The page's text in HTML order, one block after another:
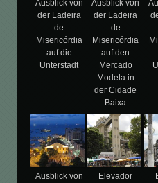
Ausblick von
der Ladeira
de
Misericórdia
auf die
Unterstadt
Ausblick von
der Ladeira
de
Misericórdia
auf den
Mercado
Modela in
der Cidade
Baixa
Ausblick von
Elevador